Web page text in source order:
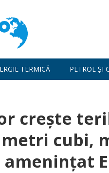
TERMICĂ PETROL ȘI
crește
cubi,